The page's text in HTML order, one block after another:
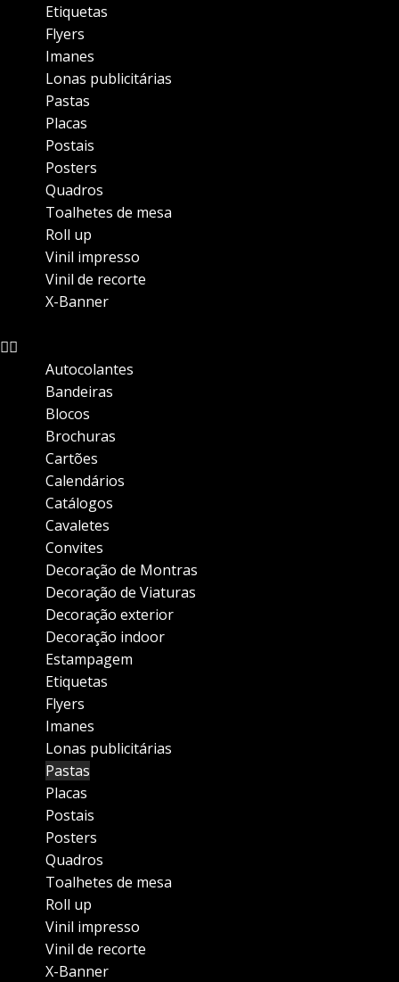
Etiquetas
Flyers
Imanes
Lonas publicitárias
Pastas
Placas
Postais
Posters
Quadros
Toalhetes de mesa
Roll up
Vinil impresso
Vinil de recorte
X-Banner
Autocolantes
Bandeiras
Blocos
Brochuras
Cartões
Calendários
Catálogos
Cavaletes
Convites
Decoração de Montras
Decoração de Viaturas
Decoração exterior
Decoração indoor
Estampagem
Etiquetas
Flyers
Imanes
Lonas publicitárias
Pastas
Placas
Postais
Posters
Quadros
Toalhetes de mesa
Roll up
Vinil impresso
Vinil de recorte
X-Banner